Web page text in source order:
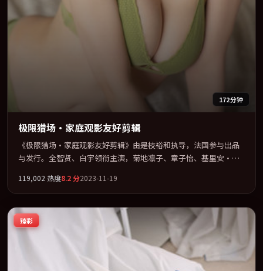
172分钟
极限猎场·家庭观影友好剪辑
《极限猎场·家庭观影友好剪辑》由是枝裕和执导，法国参与出品
与发行。全智贤、白宇领衔主演，菊地凛子、章子怡、基里安·墨
情」类型为骨架，在叙事、表演与视听上力求统一。定于 2023-07-
23 在内地院线及主流平台同步亮相，2023 年度话题片中口碑稳健，
适合喜欢强情节与人物弧光的观众完整观看。
119,002 热度8.2分2023-11-19
臻彩